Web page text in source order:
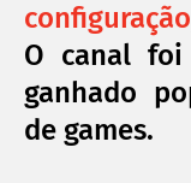
configuração
O canal
ganhado
de games.